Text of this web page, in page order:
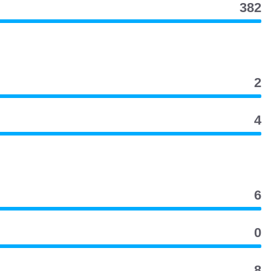
382
2
4
6
0